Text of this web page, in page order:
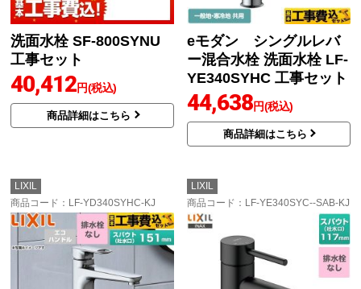
洗面水栓 SF-800SYNU
工事セット
40,412円(税込)
商品詳細はこちら
eモダン シングルレバ
ー混合水栓 洗面水栓 LF-
YE340SYHC 工事セット
44,638円(税込)
商品詳細はこちら
LIXIL
商品コード ：LF-YD340SYHC-KJ
LIXIL
商品コード ：LF-YE340SYC--SAB-KJ